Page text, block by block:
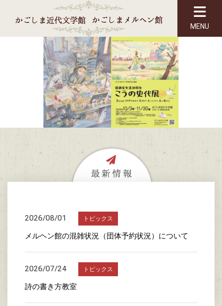
MENU
2026/08/01 トピックス
メルヘン館の混雑状況（団体予約状況）について
2026/07/24 トピックス
詩の書き方教室